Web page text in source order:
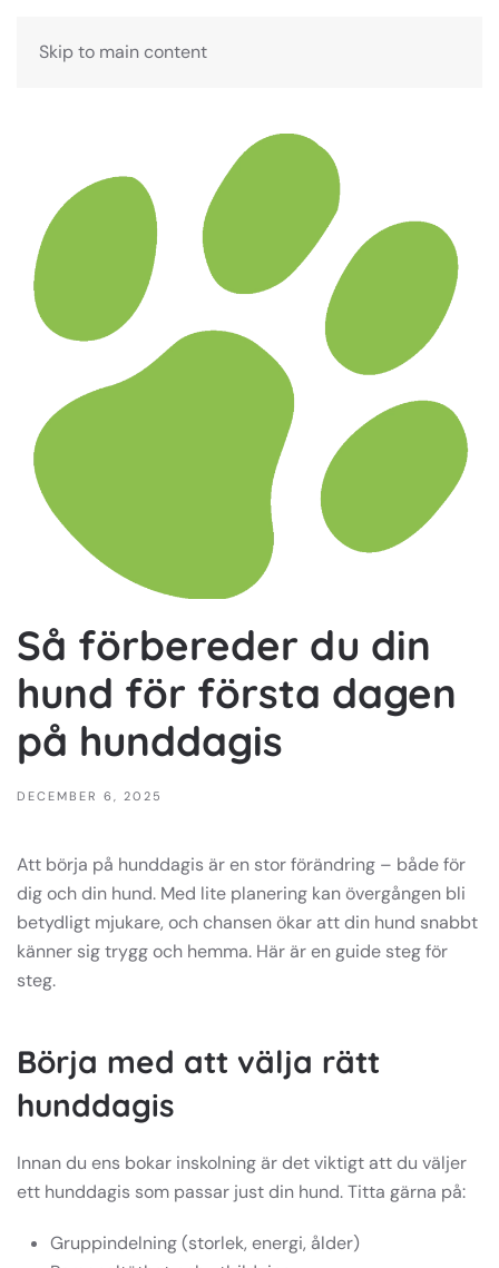
Skip to main content
Så förbereder du din
hund för första dagen
på hunddagis
DECEMBER 6, 2025
Att börja på hunddagis är en stor förändring – både för
dig och din hund. Med lite planering kan övergången bli
betydligt mjukare, och chansen ökar att din hund snabbt
känner sig trygg och hemma. Här är en guide steg för
steg.
Börja med att välja rätt
hunddagis
Innan du ens bokar inskolning är det viktigt att du väljer
ett hunddagis som passar just din hund. Titta gärna på:
Gruppindelning (storlek, energi, ålder)